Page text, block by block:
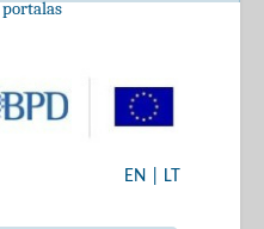
EN LT